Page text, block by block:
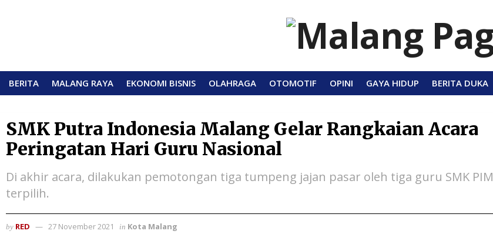
BERITA MALANG RAYA EKONOMI BISNIS OLAHRAGA OTOMOTIF OPINI GAYA HIDUP BERITA DUKA
SMK Putra Indonesia Malang Gelar Rangkaian Acara
Peringatan Hari Guru Nasional
Di akhir acara, dilakukan pemotongan tiga tumpeng jajan pasar oleh tiga guru SMK PIM
terpilih.
by RED 27 November 2021 in Kota Malang